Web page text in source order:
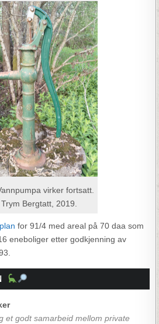
virker fortsatt.
Bergtatt, 2019.
for 91/4 med areal på 70 daa som
eneboliger etter godkjenning av
et godt samarbeid mellom private